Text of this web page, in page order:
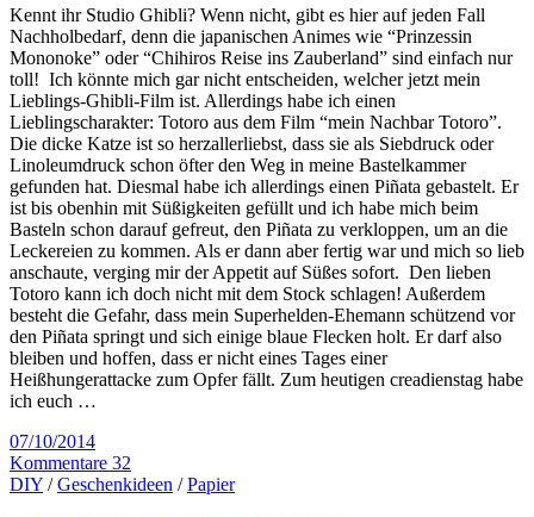
Kennt ihr Studio Ghibli? Wenn nicht, gibt es hier auf jeden Fall
Nachholbedarf, denn die japanischen Animes wie “Prinzessin
Mononoke” oder “Chihiros Reise ins Zauberland” sind einfach nur
toll! Ich könnte mich gar nicht entscheiden, welcher jetzt mein
Lieblings-Ghibli-Film ist. Allerdings habe ich einen
Lieblingscharakter: Totoro aus dem Film “mein Nachbar Totoro”.
Die dicke Katze ist so herzallerliebst, dass sie als Siebdruck oder
Linoleumdruck schon öfter den Weg in meine Bastelkammer
gefunden hat. Diesmal habe ich allerdings einen Piñata gebastelt. Er
ist bis obenhin mit Süßigkeiten gefüllt und ich habe mich beim
Basteln schon darauf gefreut, den Piñata zu verkloppen, um an die
Leckereien zu kommen. Als er dann aber fertig war und mich so lieb
anschaute, verging mir der Appetit auf Süßes sofort. Den lieben
Totoro kann ich doch nicht mit dem Stock schlagen! Außerdem
besteht die Gefahr, dass mein Superhelden-Ehemann schützend vor
den Piñata springt und sich einige blaue Flecken holt. Er darf also
bleiben und hoffen, dass er nicht eines Tages einer
Heißhungerattacke zum Opfer fällt. Zum heutigen creadienstag habe
ich euch …
07/10/2014
Kommentare 32
DIY /Geschenkideen /Papier